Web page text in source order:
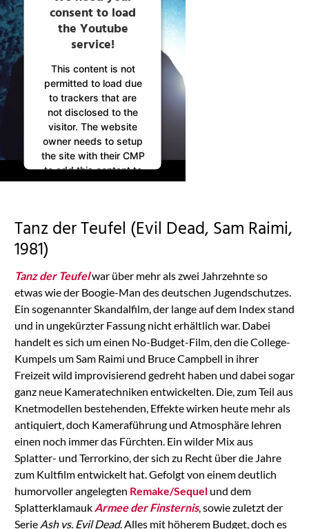
consent to load
the Youtube
service!
This content is not
permitted to load due
to trackers that are
not disclosed to the
visitor. The website
owner needs to setup
the site with their CMP
to add this content to
the list of technologies
Usercentrics Consent
Tanz der Teufel (Evil Dead, Sam Raimi,
1981)
Tanz der Teufelwar über mehr als zwei Jahrzehnte so
etwas wie der Boogie-Man des deutschen Jugendschutzes.
Ein sogenannter Skandalfilm, der lange auf dem Index stand
und in ungekürzter Fassung nicht erhältlich war. Dabei
handelt es sich um einen No-Budget-Film, den die College-
Kumpels um Sam Raimi und Bruce Campbell in ihrer
Freizeit wild improvisierend gedreht haben und dabei sogar
ganz neue Kameratechniken entwickelten. Die, zum Teil aus
Knetmodellen bestehenden, Effekte wirken heute mehr als
antiquiert, doch Kameraführung und Atmosphäre lehren
einen noch immer das Fürchten. Ein wilder Mix aus
Splatter- und Terrorkino, der sich zu Recht über die Jahre
zum Kultfilm entwickelt hat. Gefolgt von einem deutlich
humorvoller angelegten Remake/Sequelund dem
Splatterklamauk Armee der Finsternis, sowie zuletzt der
Serie Ash vs. Evil Dead. Alles mit höherem Budget, doch es